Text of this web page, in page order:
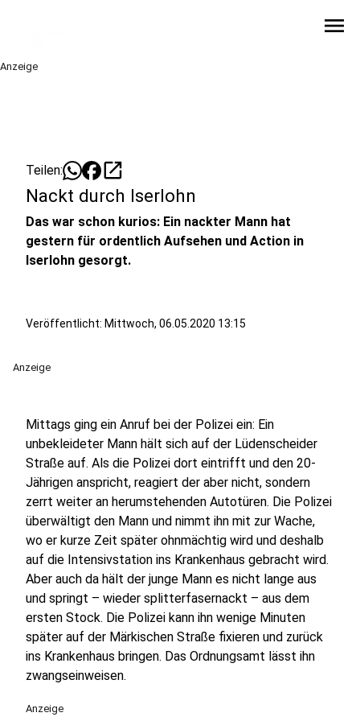
menu
Anzeige
Teilen: open_in_new
Nackt durch Iserlohn
Das war schon kurios: Ein nackter Mann hat
gestern für ordentlich Aufsehen und Action in
Iserlohn gesorgt.
Veröffentlicht: Mittwoch, 06.05.2020 13:15
Anzeige
Mittags ging ein Anruf bei der Polizei ein: Ein
unbekleideter Mann hält sich auf der Lüdenscheider
Straße auf. Als die Polizei dort eintrifft und den 20-
Jährigen anspricht, reagiert der aber nicht, sondern
zerrt weiter an herumstehenden Autotüren. Die Polizei
überwältigt den Mann und nimmt ihn mit zur Wache,
wo er kurze Zeit später ohnmächtig wird und deshalb
auf die Intensivstation ins Krankenhaus gebracht wird.
Aber auch da hält der junge Mann es nicht lange aus
und springt – wieder splitterfasernackt – aus dem
ersten Stock. Die Polizei kann ihn wenige Minuten
später auf der Märkischen Straße fixieren und zurück
ins Krankenhaus bringen. Das Ordnungsamt lässt ihn
zwangseinweisen.
Anzeige